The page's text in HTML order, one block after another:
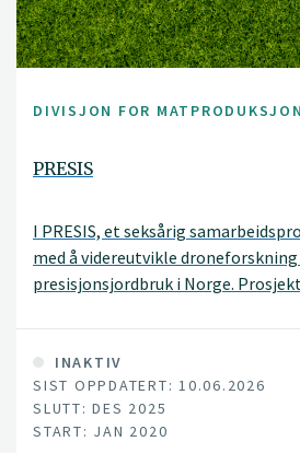
DIVISJON FOR
PRESIS
I PRESIS, et seksårig
med å videreutvikle
presisjonsjordbruk i Norge.
gjennom en ny smart farming
INAKTIV
SIST OPPDATERT: 10.06.2026
SLUTT: DES 2025
START: JAN 2020